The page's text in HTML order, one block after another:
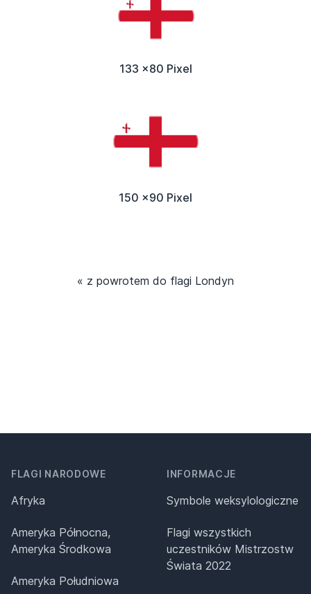
133 x80 Pixel
150 x90 Pixel
« z powrotem do flagi Londyn
FLAGI NARODOWE
Afryka
Ameryka Północna,
Ameryka Środkowa
Ameryka Południowa
INFORMACJE
Symbole weksylologiczne
Flagi wszystkich
uczestników Mistrzostw
Świata 2022